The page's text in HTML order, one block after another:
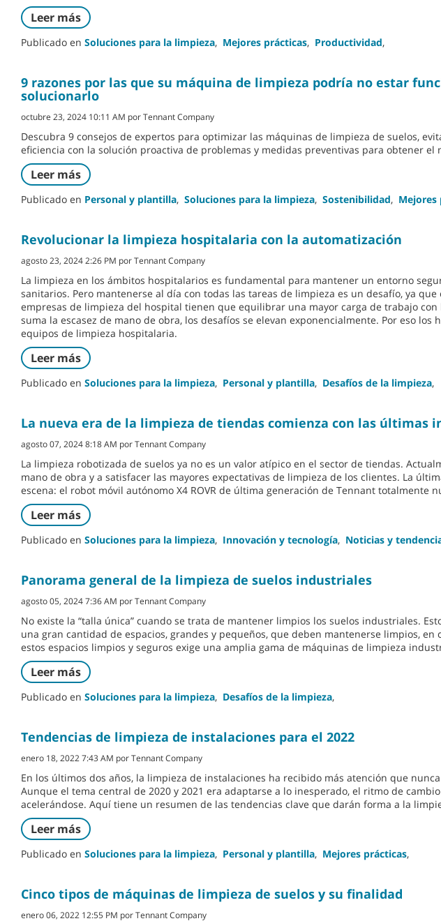
Leer más
Publicado en Soluciones para la limpieza, Mejores prácticas, Productividad,
9 razones por las que su máquina de limpieza podría no estar
solucionarlo
octubre 23, 2024 10:11 AM por Tennant Company
Descubra 9 consejos de expertos para optimizar las máquinas de limpieza de suelos,
eficiencia con la solución proactiva de problemas y medidas preventivas para obtener el
Leer más
Publicado en Personal y plantilla, Soluciones para la limpieza, Sostenibilidad, Mejores
Revolucionar la limpieza hospitalaria con la automatización
agosto 23, 2024 2:26 PM por Tennant Company
La limpieza en los ámbitos hospitalarios es fundamental para mantener un entorno
sanitarios. Pero mantenerse al día con todas las tareas de limpieza es un desafío, ya que
empresas de limpieza del hospital tienen que equilibrar una mayor carga de trabajo
suma la escasez de mano de obra, los desafíos se elevan exponencialmente. Por eso
equipos de limpieza hospitalaria.
Leer más
Publicado en Soluciones para la limpieza, Personal y plantilla, Desafíos de la limpieza,
La nueva era de la limpieza de tiendas comienza con las últimas
agosto 07, 2024 8:18 AM por Tennant Company
La limpieza robotizada de suelos ya no es un valor atípico en el sector de tiendas.
mano de obra y a satisfacer las mayores expectativas de limpieza de los clientes. La
escena: el robot móvil autónomo X4 ROVR de última generación de Tennant totalmente
Leer más
Publicado en Soluciones para la limpieza, Innovación y tecnología, Noticias y
Panorama general de la limpieza de suelos industriales
agosto 05, 2024 7:36 AM por Tennant Company
No existe la “talla única” cuando se trata de mantener limpios los suelos industriales.
una gran cantidad de espacios, grandes y pequeños, que deben mantenerse limpios,
estos espacios limpios y seguros exige una amplia gama de máquinas de limpieza
Leer más
Publicado en Soluciones para la limpieza, Desafíos de la limpieza,
Tendencias de limpieza de instalaciones para el 2022
enero 18, 2022 7:43 AM por Tennant Company
En los últimos dos años, la limpieza de instalaciones ha recibido más atención que
Aunque el tema central de 2020 y 2021 era adaptarse a lo inesperado, el ritmo de
acelerándose. Aquí tiene un resumen de las tendencias clave que darán forma a la
Leer más
Publicado en Soluciones para la limpieza, Personal y plantilla, Mejores prácticas,
Cinco tipos de máquinas de limpieza de suelos y su finalidad
enero 06, 2022 12:55 PM por Tennant Company